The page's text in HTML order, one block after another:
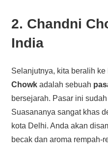
2. Chandni
India
Selanjutnya, kita beralih ke
Chowkadalah sebuah
bersejarah. Pasar ini
Suasananya sangat khas
kota Delhi. Anda akan
becak dan aroma rempah-